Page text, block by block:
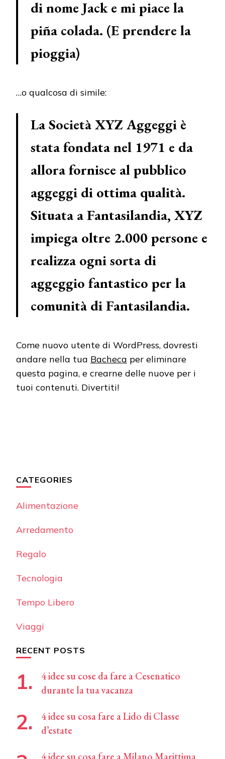
di nome Jack e mi piace la
piña colada. (E prendere la
pioggia)
…o qualcosa di simile:
La Società XYZ Aggeggi è
stata fondata nel 1971 e da
allora fornisce al pubblico
aggeggi di ottima qualità.
Situata a Fantasilandia, XYZ
impiega oltre 2.000 persone e
realizza ogni sorta di
aggeggio fantastico per la
comunità di Fantasilandia.
Come nuovo utente di WordPress, dovresti
andare nella tua Bacheca per eliminare
questa pagina, e crearne delle nuove per i
tuoi contenuti. Divertiti!
CATEGORIES
Alimentazione
Arredamento
Regalo
Tecnologia
Tempo Libero
Viaggi
RECENT POSTS
4 idee su cose da fare a Cesenatico
durante la tua vacanza
4 idee su cosa fare a Lido di Classe
d’estate